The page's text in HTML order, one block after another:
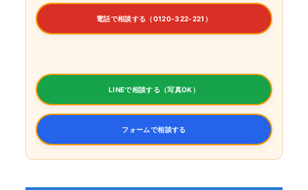
電話で相談する（0120-322-221）
LINEで相談する（写真OK）
フォームで相談する